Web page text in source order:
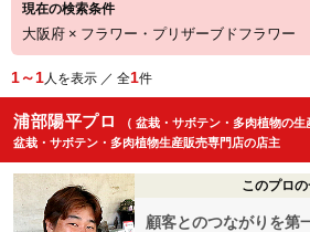
現在の検索条件
大阪府 × フラワー・プリザーブドフラワー
1～1人を表示 ／ 全1件
浦部陽平プロ
（ 盆栽・サボテン・多肉植物の生
盆栽・サボテン・多肉植物生産販売専門店の店主
このプロ
顧客とのつながりを第